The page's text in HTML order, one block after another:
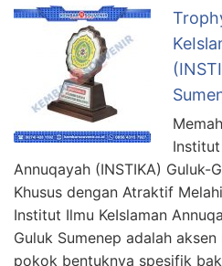
Institut
Annuqayah (INSTIKA) Guluk-
Khusus dengan Atraktif
Institut Ilmu KeIslaman
Guluk Sumenep adalah
pokok bentuknya spesifik